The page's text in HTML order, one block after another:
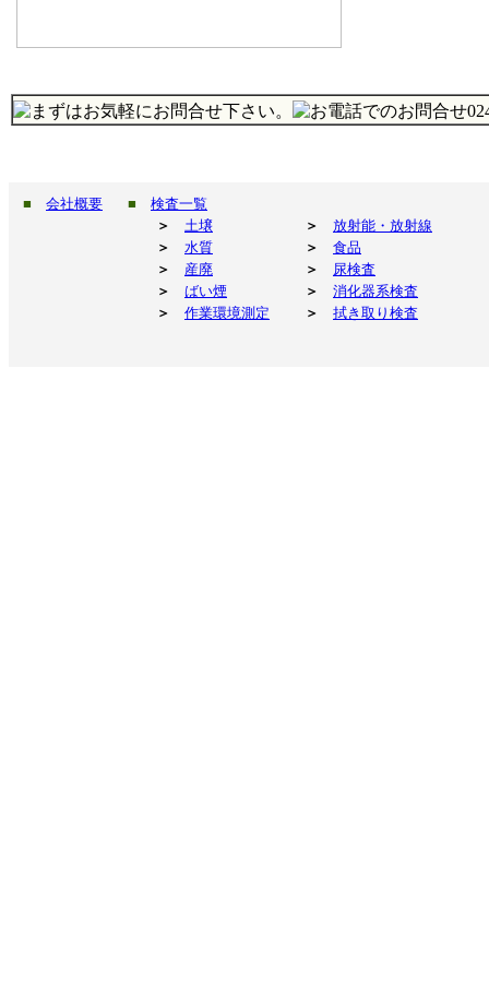
■ 会社概要 ■
検査一覧
＞
土壌 ＞
放射能・放射線
＞
水質 ＞
食品
＞
産廃 ＞
尿検査
＞
ばい煙 ＞
消化器系検査
＞
作業環境測定 ＞ 拭き取り検査